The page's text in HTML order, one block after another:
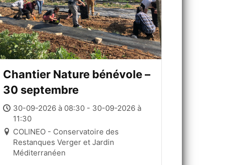
Chantier Nature bénévole –
30 septembre
30-09-2026 à 08:30 - 30-09-2026 à
11:30
COLINEO - Conservatoire des
Restanques Verger et Jardin
Méditerranéen